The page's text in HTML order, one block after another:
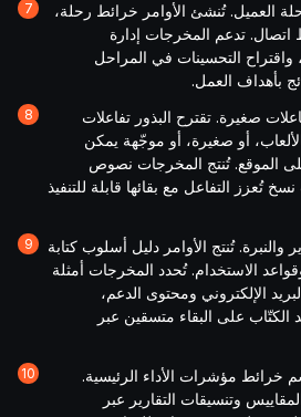
رحلة العميل. تُنشئ الأوامر خرائط رحلة،
تدعم المخرجات إدارة
واقتراح التحسينات في المراحل
بأهداف العمل.
وتفاعلات صغيرة. تقترح البذور تفاعلات
أو صغيرة، أو موجّهة يمكن
الموقع. تُنتج المخرجات نصوص
التفاعل مع بقائها قابلة للتنفيذ
والنبرة. تُنتج الأوامر دليل أسلوب كتابة
الاستخدام. تُحدد المخرجات أمثلة
الإلكتروني ومحتوى الدعم،
على البقاء متسقين عبر
ورسم خرائط مؤشرات الأداء الرئيسية.
وتنسيقات التقارير عبر